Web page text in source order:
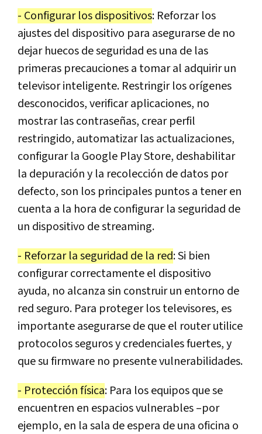
- Configurar los dispositivos: Reforzar los
ajustes del dispositivo para asegurarse de no
dejar huecos de seguridad es una de las
primeras precauciones a tomar al adquirir un
televisor inteligente. Restringir los orígenes
desconocidos, verificar aplicaciones, no
mostrar las contraseñas, crear perfil
restringido, automatizar las actualizaciones,
configurar la Google Play Store, deshabilitar
la depuración y la recolección de datos por
defecto, son los principales puntos a tener en
cuenta a la hora de configurar la seguridad de
un dispositivo de streaming.
- Reforzar la seguridad de la red: Si bien
configurar correctamente el dispositivo
ayuda, no alcanza sin construir un entorno de
red seguro. Para proteger los televisores, es
importante asegurarse de que el router utilice
protocolos seguros y credenciales fuertes, y
que su firmware no presente vulnerabilidades.
- Protección física: Para los equipos que se
encuentren en espacios vulnerables –por
ejemplo, en la sala de espera de una oficina o